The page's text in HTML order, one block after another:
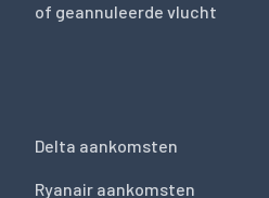
of geannuleerde vlucht
Delta aankomsten
Ryanair aankomsten